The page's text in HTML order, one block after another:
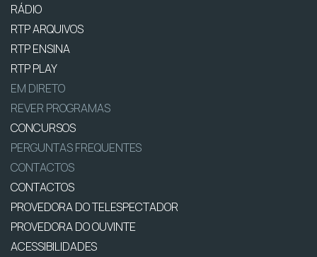
RÁDIO
RTP ARQUIVOS
RTP ENSINA
RTP PLAY
EM DIRETO
REVER PROGRAMAS
CONCURSOS
PERGUNTAS FREQUENTES
CONTACTOS
CONTACTOS
PROVEDORA DO TELESPECTADOR
PROVEDORA DO OUVINTE
ACESSIBILIDADES